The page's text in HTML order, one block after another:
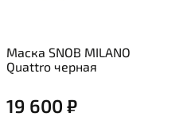
Маска SNOB MILANO
Quattro черная
19 600 ₽